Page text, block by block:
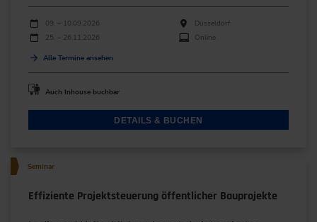
Durchführungen
Veranstaltungsdatum
09. – 10.09.2026
Düsseldorf
25. – 26.11.2026
Online
Alle Termine ansehen
Auch Inhouse buchbar
DETAILS & BUCHEN
Seminar
Effiziente Projektsteuerung öffentlicher Bauprojekte